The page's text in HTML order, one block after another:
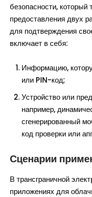
безопасности, который
предоставления двух
для подтверждения
включает в себя:
Информацию,
или PIN-код;
Устройство или
например,
сгенерированный
код проверки или
Сценарии
В трансграничной
приложениях для